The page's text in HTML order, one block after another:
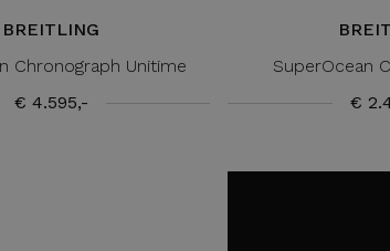
BREITLING
Chronograph Unitime
€ 4.595,-
SuperOcean
€